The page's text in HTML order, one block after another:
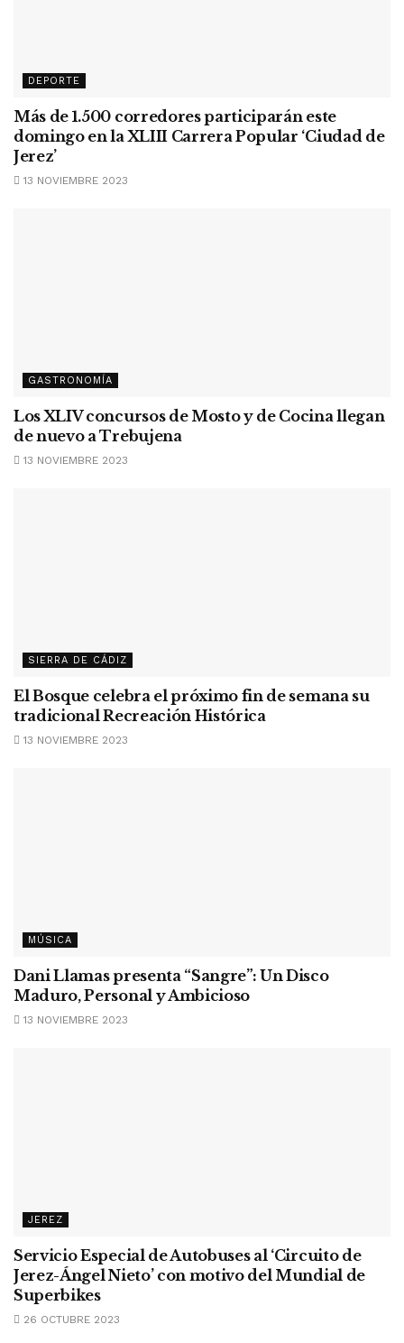
DEPORTE
Más de 1.500 corredores participarán este
domingo en la XLIII Carrera Popular ‘Ciudad de
Jerez’
13 NOVIEMBRE 2023
GASTRONOMÍA
Los XLIV concursos de Mosto y de Cocina llegan
de nuevo a Trebujena
13 NOVIEMBRE 2023
SIERRA DE CÁDIZ
El Bosque celebra el próximo fin de semana su
tradicional Recreación Histórica
13 NOVIEMBRE 2023
MÚSICA
Dani Llamas presenta “Sangre”: Un Disco
Maduro, Personal y Ambicioso
13 NOVIEMBRE 2023
JEREZ
Servicio Especial de Autobuses al ‘Circuito de
Jerez-Ángel Nieto’ con motivo del Mundial de
Superbikes
26 OCTUBRE 2023